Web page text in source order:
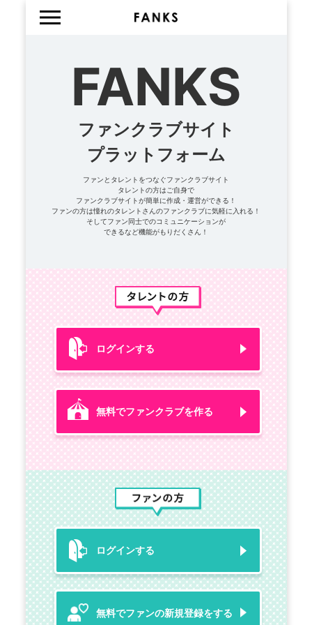
FANKS
ファンクラブサイト
プラットフォーム
ファンとタレントをつなぐファンクラブサイト
タレントの方はご自身で
ファンクラブサイトが簡単に作成・運営ができる！
ファンの方は憧れのタレントさんのファンクラブに気軽に入れる！
そしてファン同士でのコミュニケーションが
できるなど機能がもりだくさん！
ログインする
無料でファンクラブを作る
ログインする
無料でファンの新規登録をする